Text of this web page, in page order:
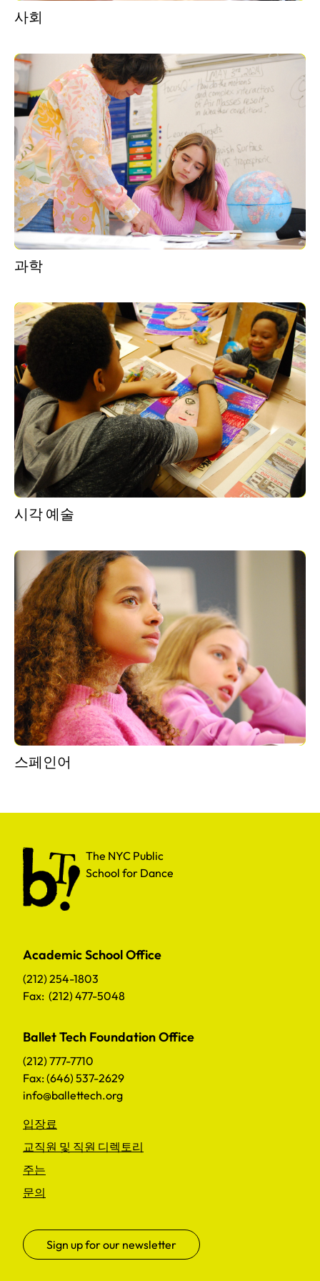
사회
과학
시각 예술
스페인어
The NYC Public School for Dance
The NYC Public
School for Dance
Academic School Office
(212) 254-1803
Fax: (212) 477-5048
Ballet Tech Foundation Office
(212) 777-7710
Fax: (646) 537-2629
info@ballettech.org
입장료
교직원 및 직원 디렉토리
주는
문의
Sign up for our newsletter